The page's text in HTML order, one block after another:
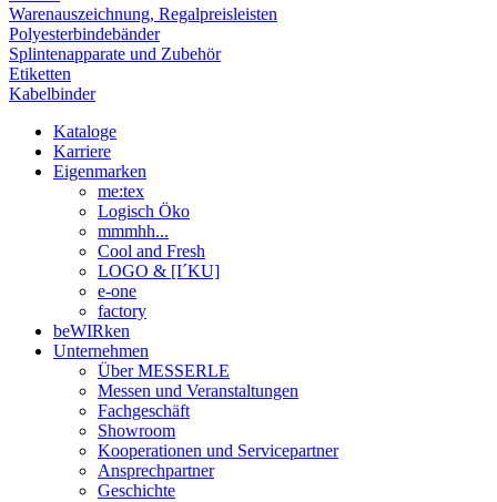
Warenauszeichnung, Regalpreisleisten
Polyesterbindebänder
Splintenapparate und Zubehör
Etiketten
Kabelbinder
Kataloge
Karriere
Eigenmarken
me:tex
Logisch Öko
mmmhh...
Cool and Fresh
LOGO & [I´KU]
e-one
factory
beWIRken
Unternehmen
Über MESSERLE
Messen und Veranstaltungen
Fachgeschäft
Showroom
Kooperationen und Servicepartner
Ansprechpartner
Geschichte